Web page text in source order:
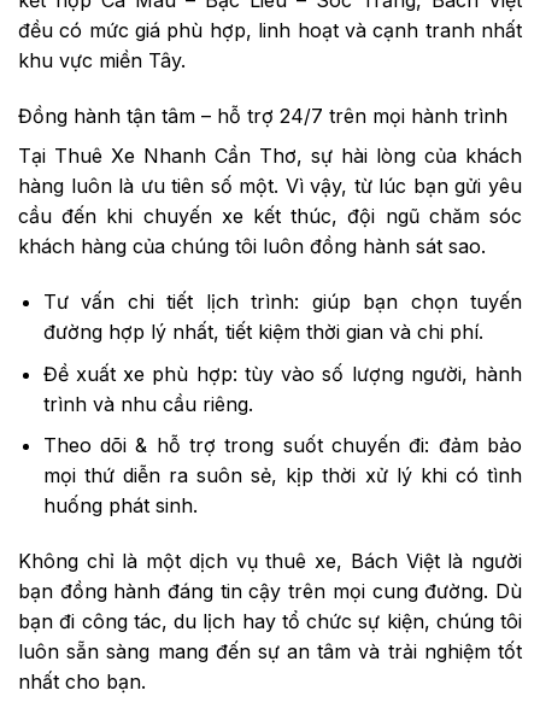
đều có mức giá phù hợp, linh hoạt và cạnh tranh nhất
khu vực miền Tây.
Đồng hành tận tâm – hỗ trợ 24/7 trên mọi hành trình
Tại Thuê Xe Nhanh Cần Thơ, sự hài lòng của khách
hàng luôn là ưu tiên số một. Vì vậy, từ lúc bạn gửi yêu
cầu đến khi chuyến xe kết thúc, đội ngũ chăm sóc
khách hàng của chúng tôi luôn đồng hành sát sao.
Tư vấn chi tiết lịch trình: giúp bạn chọn tuyến
đường hợp lý nhất, tiết kiệm thời gian và chi phí.
Đề xuất xe phù hợp: tùy vào số lượng người, hành
trình và nhu cầu riêng.
Theo dõi & hỗ trợ trong suốt chuyến đi: đảm bảo
mọi thứ diễn ra suôn sẻ, kịp thời xử lý khi có tình
huống phát sinh.
Không chỉ là một dịch vụ thuê xe, Bách Việt là người
bạn đồng hành đáng tin cậy trên mọi cung đường. Dù
bạn đi công tác, du lịch hay tổ chức sự kiện, chúng tôi
luôn sẵn sàng mang đến sự an tâm và trải nghiệm tốt
nhất cho bạn.